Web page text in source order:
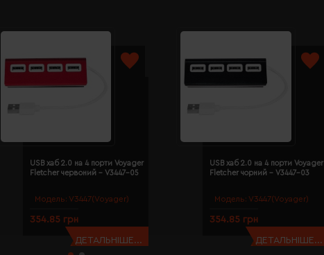
Модель: V3447(Voyager)
USB хаб 2.0 на 4 порти Voyager
Fletcher червоний - V3447-05
354.85 грн
ДЕТАЛЬНІШЕ...
Модель: V3447(Voyager)
USB хаб 2.0 на 4 порти Voyager
Fletcher чорний - V3447-03
354.85 грн
ДЕТАЛЬНІШЕ...